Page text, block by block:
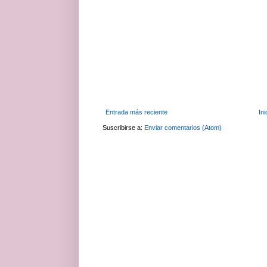
Entrada más reciente
Suscribirse a: Enviar comentarios (Atom)